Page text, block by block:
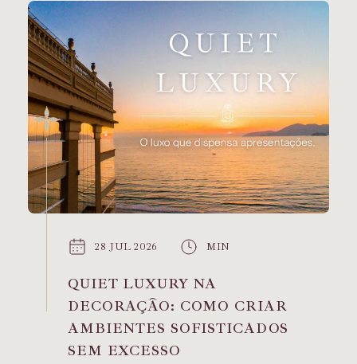
28 JUL 2026 MIN
QUIET LUXURY NA
DECORAÇÃO: COMO CRIAR
AMBIENTES SOFISTICADOS
SEM EXCESSO